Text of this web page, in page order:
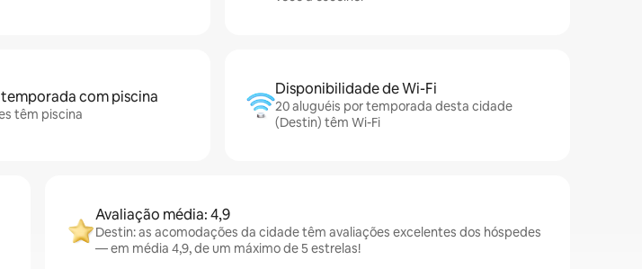
com piscina
têm piscina
Disponibilidade de Wi-Fi
20 aluguéis por temporada desta cidade
(Destin) têm Wi-Fi
Avaliação média: 4,9
Destin: as acomodações da cidade têm avaliações excelentes dos hóspedes
— em média 4,9, de um máximo de 5 estrelas!